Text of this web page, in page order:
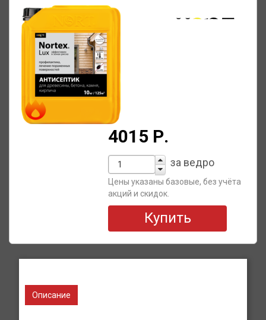
4015 Р.
за ведро
Цены указаны базовые, без учёта
акций и скидок.
Купить
Описание